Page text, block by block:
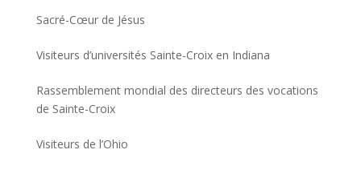
Sacré-Cœur de Jésus
Visiteurs d’universités Sainte-Croix en Indiana
Rassemblement mondial des directeurs des vocations
de Sainte-Croix
Visiteurs de l’Ohio